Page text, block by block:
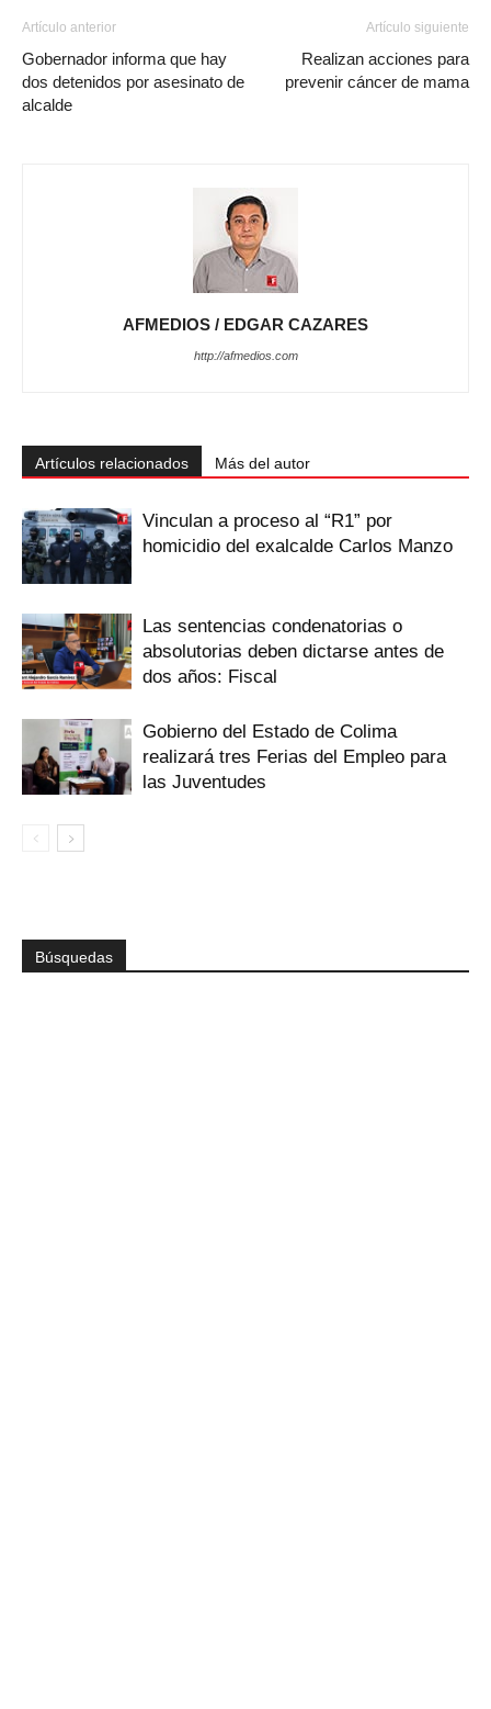
Artículo anterior
Gobernador informa que hay
dos detenidos por asesinato de
alcalde
Artículo siguiente
Realizan acciones para
prevenir cáncer de mama
AFMEDIOS / EDGAR CAZARES
http://afmedios.com
Artículos relacionados Más del autor
Vinculan a proceso al “R1” por
homicidio del exalcalde Carlos Manzo
Las sentencias condenatorias o
absolutorias deben dictarse antes de
dos años: Fiscal
Gobierno del Estado de Colima
realizará tres Ferias del Empleo para
las Juventudes
Búsquedas